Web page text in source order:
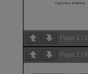
Page 1 / 2
Page 1 / 8